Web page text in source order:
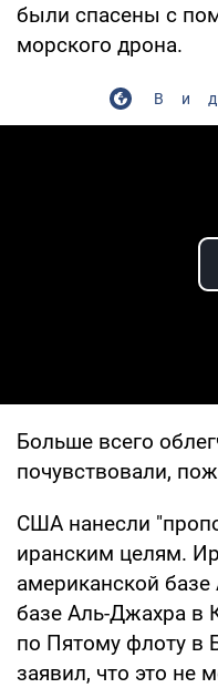
были спасены с
морского дрона.
Больше всего
почувствовали,
США нанесли
иранским целям.
американской
базе Аль-Джахра в
по Пятому флоту в
заявил, что это не